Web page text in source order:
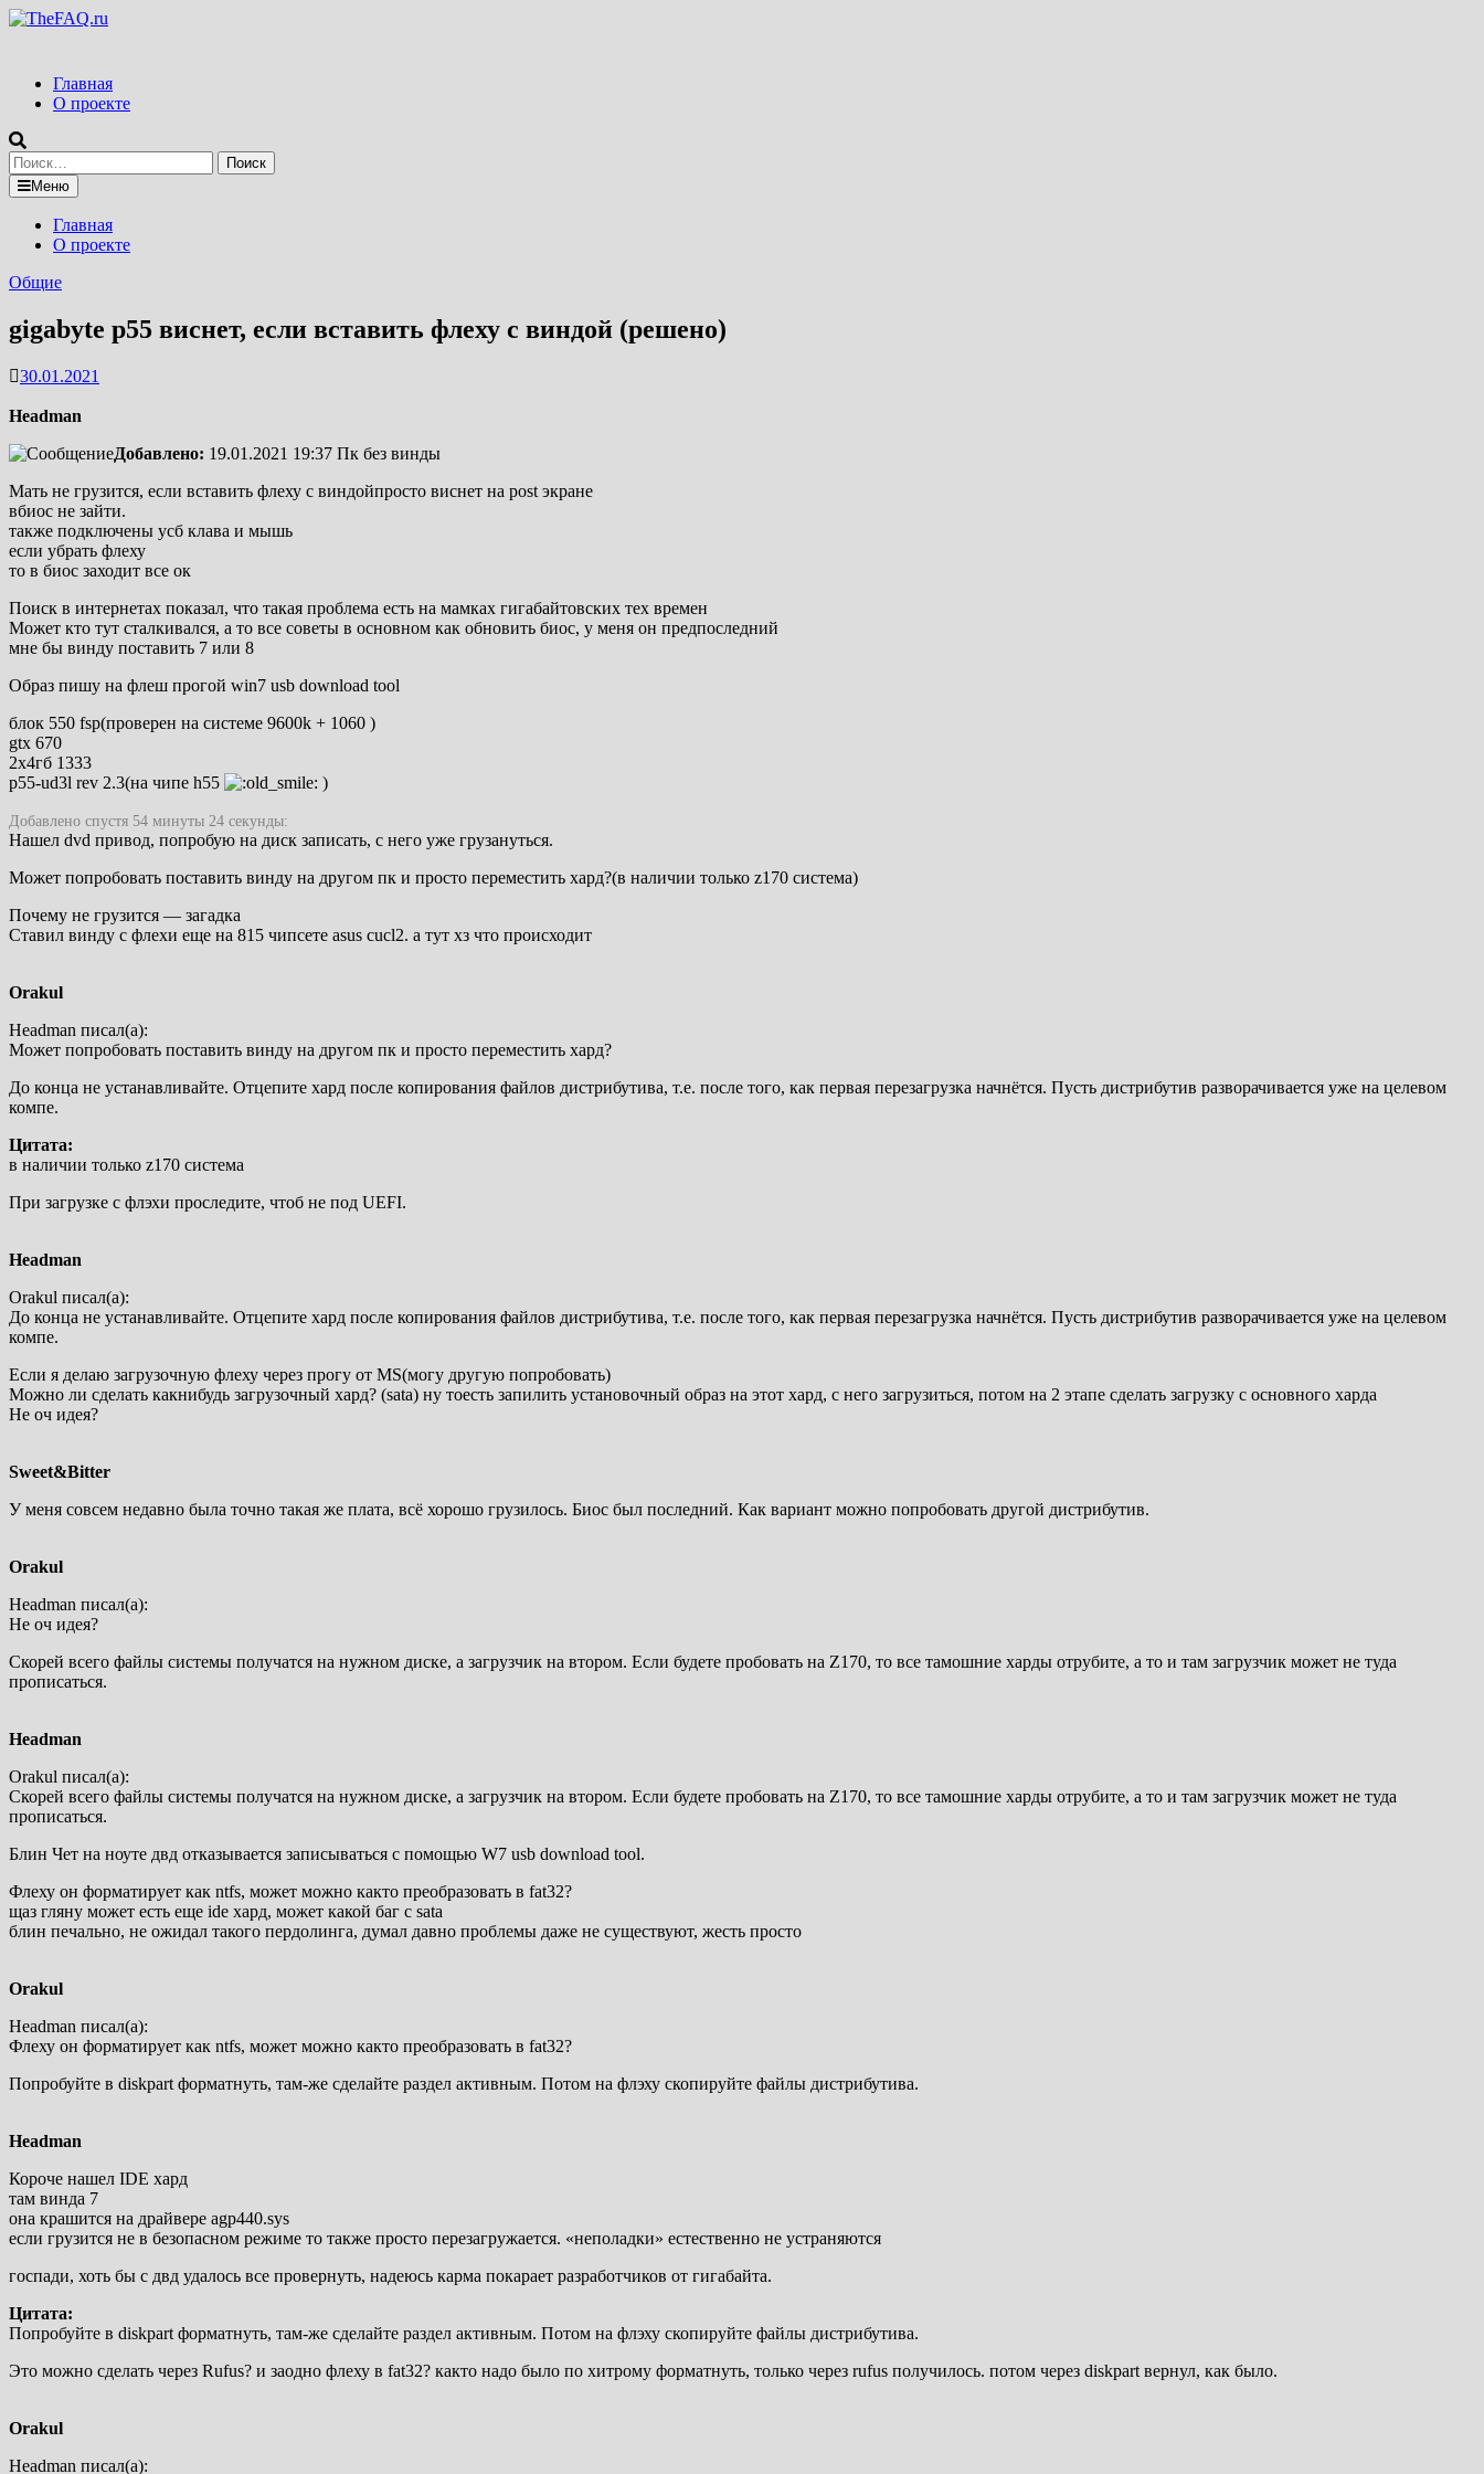
Перейти
Главная
О проекте
Найти:
Меню
Главная
О проекте
Общие
gigabyte p55 виснет, если вставить флеху с виндой (решено)
30.01.2021
Headman
Добавлено: 19.01.2021 19:37 Пк без винды
Мать не грузится, если вставить флеху с виндойпросто виснет на post экране
вбиос не зайти.
также подключены усб клава и мышь
если убрать флеху
то в биос заходит все ок
Поиск в интернетах показал, что такая проблема есть на мамках гигабайтовских тех времен
Может кто тут сталкивался, а то все советы в основном как обновить биос, у меня он предпоследний
мне бы винду поставить 7 или 8
Образ пишу на флеш прогой win7 usb download tool
блок 550 fsp(проверен на системе 9600k + 1060 )
gtx 670
2х4гб 1333
p55-ud3l rev 2.3(на чипе h55
)
Добавлено спустя 54 минуты 24 секунды:
Нашел dvd привод, попробую на диск записать, с него уже грузануться.
Может попробовать поставить винду на другом пк и просто переместить хард?(в наличии только z170 система)
Почему не грузится — загадка
Ставил винду с флехи еще на 815 чипсете asus cucl2. а тут хз что происходит
Orakul
Headman писал(а):
Может попробовать поставить винду на другом пк и просто переместить хард?
До конца не устанавливайте. Отцепите хард после копирования файлов дистрибутива, т.е. после того, как первая перезагрузка начнётся. Пусть дистрибутив разворачивается уже на целевом
компе.
Цитата:
в наличии только z170 система
При загрузке с флэхи проследите, чтоб не под UEFI.
Headman
Orakul писал(а):
До конца не устанавливайте. Отцепите хард после копирования файлов дистрибутива, т.е. после того, как первая перезагрузка начнётся. Пусть дистрибутив разворачивается уже на целевом
компе.
Если я делаю загрузочную флеху через прогу от MS(могу другую попробовать)
Можно ли сделать какнибудь загрузочный хард? (sata) ну тоесть запилить установочный образ на этот хард, с него загрузиться, потом на 2 этапе сделать загрузку с основного харда
Не оч идея?
Sweet&Bitter
У меня совсем недавно была точно такая же плата, всё хорошо грузилось. Биос был последний. Как вариант можно попробовать другой дистрибутив.
Orakul
Headman писал(а):
Не оч идея?
Скорей всего файлы системы получатся на нужном диске, а загрузчик на втором. Если будете пробовать на Z170, то все тамошние харды отрубите, а то и там загрузчик может не туда
прописаться.
Headman
Orakul писал(а):
Скорей всего файлы системы получатся на нужном диске, а загрузчик на втором. Если будете пробовать на Z170, то все тамошние харды отрубите, а то и там загрузчик может не туда
прописаться.
Блин Чет на ноуте двд отказывается записываться с помощью W7 usb download tool.
Флеху он форматирует как ntfs, может можно както преобразовать в fat32?
щаз гляну может есть еще ide хард, может какой баг с sata
блин печально, не ожидал такого пердолинга, думал давно проблемы даже не существуют, жесть просто
Orakul
Headman писал(а):
Флеху он форматирует как ntfs, может можно както преобразовать в fat32?
Попробуйте в diskpart форматнуть, там-же сделайте раздел активным. Потом на флэху скопируйте файлы дистрибутива.
Headman
Короче нашел IDE хард
там винда 7
она крашится на драйвере agp440.sys
если грузится не в безопасном режиме то также просто перезагружается. «неполадки» естественно не устраняются
госпади, хоть бы с двд удалось все провернуть, надеюсь карма покарает разработчиков от гигабайта.
Цитата:
Попробуйте в diskpart форматнуть, там-же сделайте раздел активным. Потом на флэху скопируйте файлы дистрибутива.
Это можно сделать через Rufus? и заодно флеху в fat32? както надо было по хитрому форматнуть, только через rufus получилось. потом через diskpart вернул, как было.
Orakul
Headman писал(а):